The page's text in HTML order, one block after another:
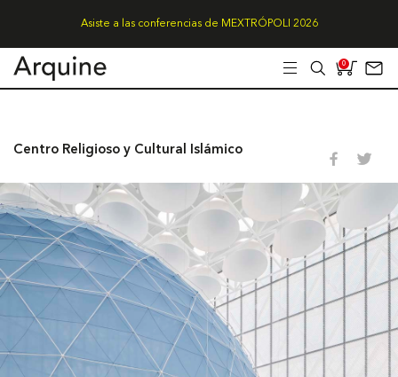
Asiste a las conferencias de MEXTRÓPOLI 2026
0
Centro Religioso y Cultural Islámico